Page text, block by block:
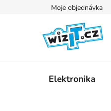
Moje objednávka
Elektronika